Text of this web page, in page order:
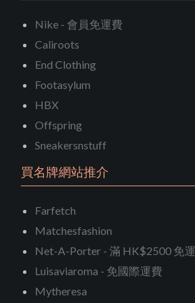
Nike - 會員免運費
Caliroots
End Clothing
Footasylum
HBX
Offspring
Sneakersnstuff
買名牌網站推介
Farfetch
Matchesfashion
Net-A-Porter - 滿 HK$2500 免運
Luisaviaroma - 免國際運費
Mytheresa